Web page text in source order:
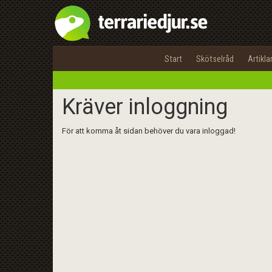
Start Skötselråd Artiklar
Kräver inloggning
För att komma åt sidan behöver du vara inloggad!